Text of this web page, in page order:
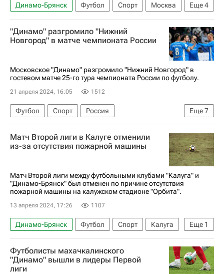
Еще4
Динамо-Брянск Футбол Спорт
Москва
Россия
Ростов-на-Дону
Спартак Москва
Зенит
"Динамо" разгромило "Нижний
Новгород" в матче чемпионата России
Московское "Динамо" разгромило "Нижний Новгород" в
гостевом матче 25-го тура чемпионата России по футболу.
21 апреля 2024, 16:05 1512
Еще7
Футбол Спорт
Россия
Нижний Новгород
Константин Тюкавин
Даниил Фомин
Роберто Фернандес
Оренбург
Матч Второй лиги в Калуге отменили
из-за отсутствия пожарной машины
Матч Второй лиги между футбольными клубами "Калуга" и
"Динамо-Брянск" был отменен по причине отсутствия
пожарной машины на калужском стадионе "Орбита".
13 апреля 2024, 17:26 1107
Еще 1
Динамо-Брянск Футбол Спорт
Калуга
Российский футбольный союз (РФС)
Футболисты махачкалинского
"Динамо" вышли в лидеры Первой
лиги